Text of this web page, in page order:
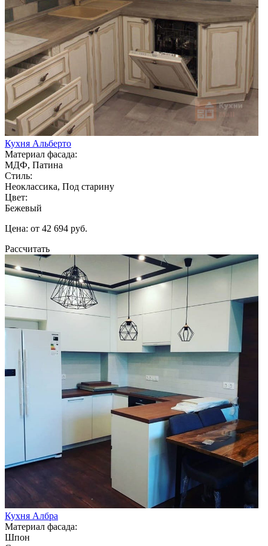
Кухня Альберто
Материал фасада:
МДФ, Патина
Стиль:
Неоклассика, Под старину
Цвет:
Бежевый
Цена: от 42 694 руб.
Рассчитать
Кухня Албра
Материал фасада:
Шпон